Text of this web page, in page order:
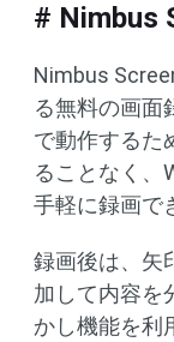
# Nimbus
Nimbus
る無料の画面
で動作するた
ることなく、
手軽に録画で
録画後は、矢
加して内容を
かし機能を利